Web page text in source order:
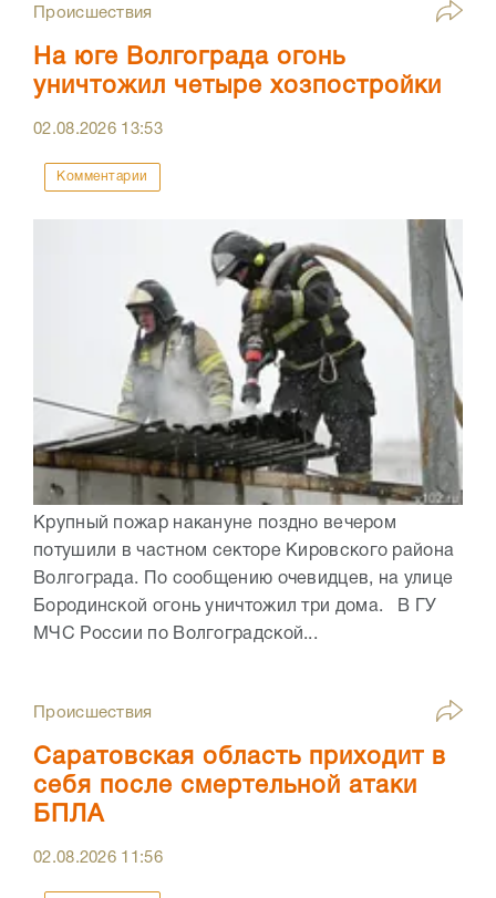
Происшествия
На юге Волгограда огонь
уничтожил четыре хозпостройки
02.08.2026 13:53
Комментарии
Крупный пожар накануне поздно вечером
потушили в частном секторе Кировского района
Волгограда. По сообщению очевидцев, на улице
Бородинской огонь уничтожил три дома. В ГУ
МЧС России по Волгоградской...
Происшествия
Саратовская область приходит в
себя после смертельной атаки
БПЛА
02.08.2026 11:56